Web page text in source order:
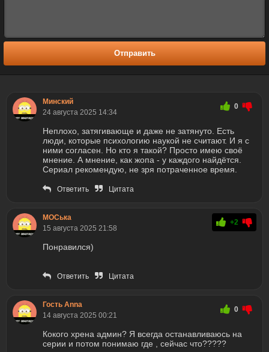
Отправить
Минский
24 августа 2025 14:34
0
Неплохо, затягивающе и даже не затянуто. Есть
люди, которые психологию наукой не считают. И я с
ними согласен. Но кто я такой? Просто имею своё
мнение. А мнение, как жопа - у каждого найдётся.
Сериал рекомендую, не зря потраченное время.
Ответить Цитата
МОСька
15 августа 2025 21:58
+2
Понравился)
Ответить Цитата
Гость Anna
14 августа 2025 00:21
0
Кокого хрена админ? Я всегда останавливаюсь на
серии и потом понимаю где , сейчас что?????